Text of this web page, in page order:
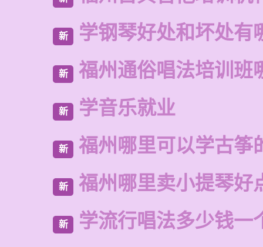
新 学钢琴好处和坏处有
新 福州通俗唱法培训班
新 学音乐就业
新 福州哪里可以学古筝
新 福州哪里卖小提琴好
新 学流行唱法多少钱一